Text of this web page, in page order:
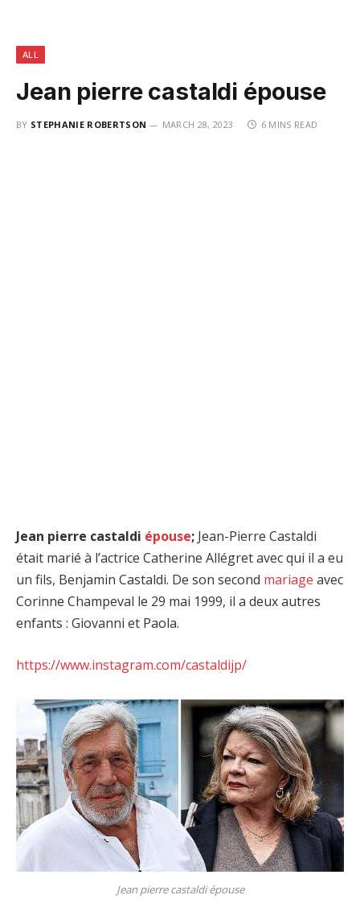
ALL
Jean pierre castaldi épouse
BY STEPHANIE ROBERTSON MARCH 28, 2023 6 MINS READ
Jean pierre castaldi épouse; Jean-Pierre Castaldi
était marié à l’actrice Catherine Allégret avec qui il a eu
un fils, Benjamin Castaldi. De son second mariage avec
Corinne Champeval le 29 mai 1999, il a deux autres
enfants : Giovanni et Paola.
https://www.instagram.com/castaldijp/
Jean pierre castaldi épouse